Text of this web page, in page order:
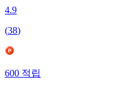
4.9
(38)
600적립